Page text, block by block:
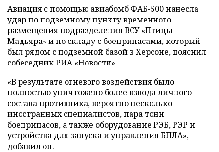
Авиация с помощью авиабомб ФАБ-500 нанесла
удар по подземному пункту временного
размещения подразделения ВСУ «Птицы
Мадьяра» и по складу с боеприпасами, который
был рядом с подземной базой в Херсоне, пояснил
собеседникРИА «Новости».
«В результате огневого воздействия было
полностью уничтожено более взвода личного
состава противника, вероятно несколько
иностранных специалистов, пара тонн
боеприпасов, а также оборудование РЭБ, РЭР и
устройства для запуска и управления БПЛА», –
добавил он.